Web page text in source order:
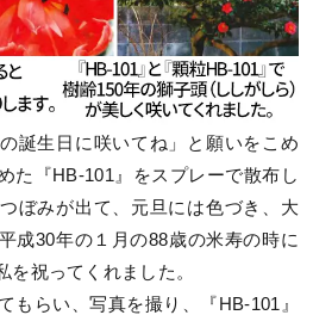
誕生日に咲いてね」と願いをこめ
た『HB-101』をスプレーで散布し
ぼみが出て、元旦には色づき、大
成30年の１月の88歳の米寿の時に
を祝ってくれました。
もらい、写真を撮り、『HB-101』